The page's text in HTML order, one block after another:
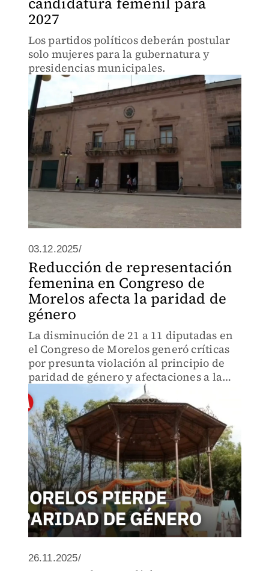
2027
Los partidos políticos deberán postular
solo mujeres para la gubernatura y
presidencias municipales.
03.12.2025/
Reducción de representación
femenina en Congreso de
Morelos afecta la paridad de
género
La disminución de 21 a 11 diputadas en
el Congreso de Morelos generó críticas
por presunta violación al principio de
paridad de género y afectaciones a la
representación femenina.
26.11.2025/